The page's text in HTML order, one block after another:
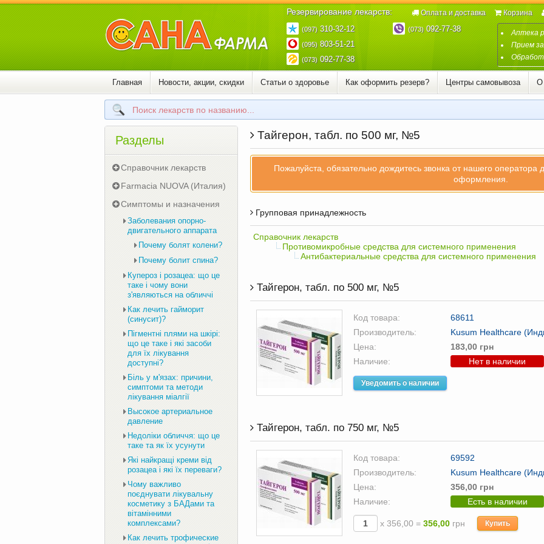
Резервирование лекарств:
(097)310-32-12
(095)803-51-21
(073)092-77-38
(073)092-77-38 Аптека
Прием
Оплата и доставка Корзина
Главная Новости, акции, скидки Статьи о здоровье Как оформить резерв? Центры самовывоза О
Тайгерон, табл. по 500 мг, №5
Пожалуйста, обязательно дождитесь звонка от нашего оператора
оформления.
Групповая принадлежность
Справочник лекарств
Противомикробные средства для системного применения
Антибактериальные средства для системного применения
Тайгерон, табл. по 500 мг, №5
Код товара:
68611
Производитель:
Kusum Healthcare
Цена:
183,00 грн
Наличие:
Нет в наличии
Уведомить о наличии
Тайгерон, табл. по 750 мг, №5
Код товара:
69592
Производитель:
Kusum Healthcare
Цена:
356,00 грн
Наличие:
Есть в наличии
х 356,00 = 356,00 грн Купить
Разделы
Справочник лекарств
Farmacia NUOVA (Италия)
Симптомы и назначения
Заболевания опорно-
двигательного аппарата
Почему болят колени?
Почему болит спина?
Купероз і розацеа: що це
таке і чому вони
з'являються на обличчі
Как лечить гайморит
(синусит)?
Пігментні плями на шкірі:
що це таке і які засоби
для їх лікування
доступні?
Біль у м'язах: причини,
симптоми та методи
лікування міалгії
Высокое артериальное
давление
Недоліки обличчя: що це
таке та як їх усунути
Які найкращі креми від
розацеа і які їх переваги?
Чому важливо
поєднувати лікувальну
косметику з БАДами та
вітамінними
комплексами?
Как лечить трофические